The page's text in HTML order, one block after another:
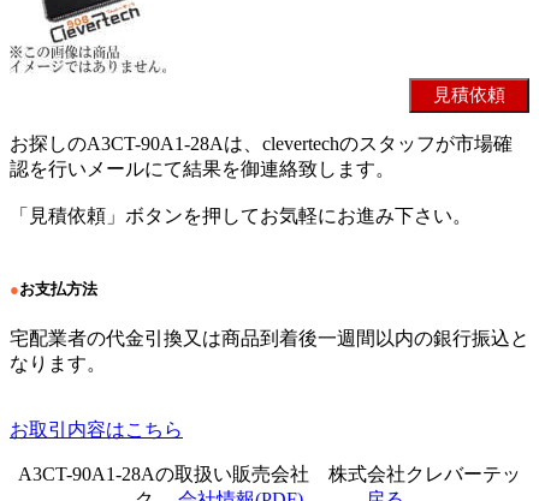
お探しのA3CT-90A1-28Aは、clevertechのスタッフが市場確
認を行いメールにて結果を御連絡致します。
「見積依頼」ボタンを押してお気軽にお進み下さい。
●お支払方法
宅配業者の代金引換又は商品到着後一週間以内の銀行振込と
なります。
お取引内容はこちら
A3CT-90A1-28Aの取扱い販売会社 株式会社クレバーテッ